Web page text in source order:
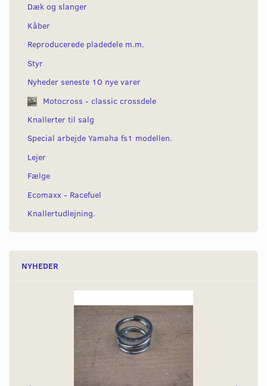
Dæk og slanger
Kåber
Reproducerede pladedele m.m.
Styr
Nyheder seneste 10 nye varer
Motocross - classic crossdele
Knallerter til salg
Special arbejde Yamaha fs1 modellen.
Lejer
Fælge
Ecomaxx - Racefuel
Knallertudlejning.
NYHEDER